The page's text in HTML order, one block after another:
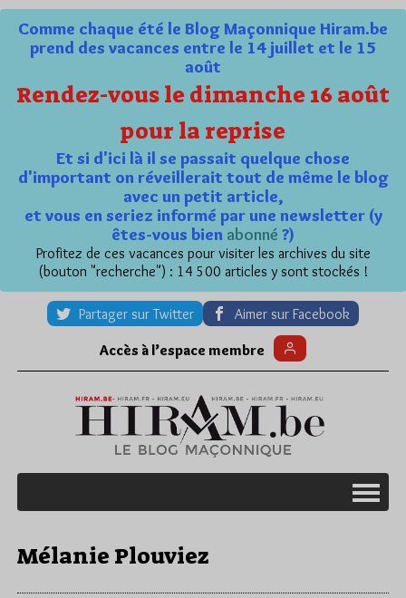
Comme chaque été le Blog Maçonnique Hiram.be
prend des vacances entre le 14 juillet et le 15
août
Rendez-vous le dimanche 16 août
pour la reprise
Et si d'ici là il se passait quelque chose
d'important on réveillerait tout de même le blog
avec un petit article,
et vous en seriez informé par une newsletter (y
êtes-vous bien abonné ?)
Profitez de ces vacances pour visiter les archives du site
(bouton "recherche") : 14 500 articles y sont stockés !
Partager sur Twitter Aimer sur Facebook
Accès à l’espace membre
Mélanie Plouviez